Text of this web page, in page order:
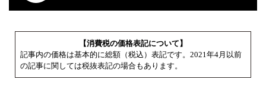
【消費税の価格表記について】
記事内の価格は基本的に総額（税込）表記です。2021年4月以前
の記事に関しては税抜表記の場合もあります。